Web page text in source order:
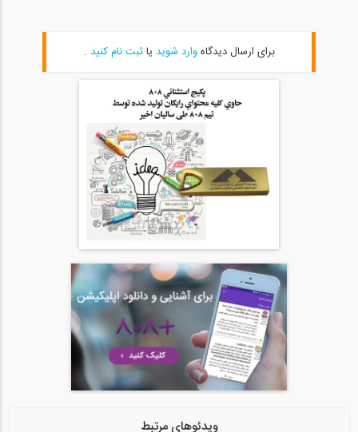
برای ارسال دیدگاهوارد شوید یاثبت نام کنید .
ویدئوهای مرتبط